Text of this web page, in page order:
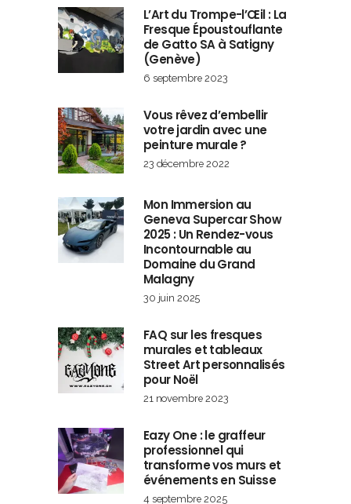
L’Art du Trompe-l’Œil : La
Fresque Époustouflante
de Gatto SA à Satigny
(Genève)
6 septembre 2023
Vous rêvez d’embellir
votre jardin avec une
peinture murale ?
23 décembre 2022
Mon Immersion au
Geneva Supercar Show
2025 : Un Rendez-vous
Incontournable au
Domaine du Grand
Malagny
30 juin 2025
FAQ sur les fresques
murales et tableaux
Street Art personnalisés
pour Noël
21 novembre 2023
Eazy One : le graffeur
professionnel qui
transforme vos murs et
événements en Suisse
4 septembre 2025